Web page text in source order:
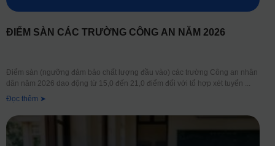
ĐIỂM SÀN CÁC TRƯỜNG CÔNG AN NĂM 2026
Điểm sàn (ngưỡng đảm bảo chất lượng đầu vào) các trường Công an nhân
dân năm 2026 dao động từ 15,0 đến 21,0 điểm đối với tổ hợp xét tuyển
Đọc thêm ➤